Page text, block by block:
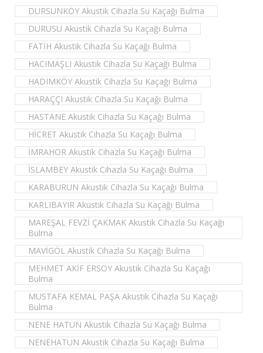
DURSUNKÖY Akustik Cihazla Su Kaçağı Bulma
DURUSU Akustik Cihazla Su Kaçağı Bulma
FATİH Akustik Cihazla Su Kaçağı Bulma
HACIMAŞLI Akustik Cihazla Su Kaçağı Bulma
HADIMKÖY Akustik Cihazla Su Kaçağı Bulma
HARAÇÇI Akustik Cihazla Su Kaçağı Bulma
HASTANE Akustik Cihazla Su Kaçağı Bulma
HİCRET Akustik Cihazla Su Kaçağı Bulma
İMRAHOR Akustik Cihazla Su Kaçağı Bulma
İSLAMBEY Akustik Cihazla Su Kaçağı Bulma
KARABURUN Akustik Cihazla Su Kaçağı Bulma
KARLIBAYIR Akustik Cihazla Su Kaçağı Bulma
MAREŞAL FEVZİ ÇAKMAK Akustik Cihazla Su Kaçağı
Bulma
MAVİGÖL Akustik Cihazla Su Kaçağı Bulma
MEHMET AKİF ERSOY Akustik Cihazla Su Kaçağı
Bulma
MUSTAFA KEMAL PAŞA Akustik Cihazla Su Kaçağı
Bulma
NENE HATUN Akustik Cihazla Su Kaçağı Bulma
NENEHATUN Akustik Cihazla Su Kaçağı Bulma